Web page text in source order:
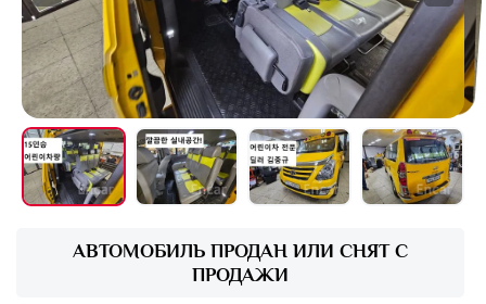
АВТОМОБИЛЬ ПРОДАН ИЛИ СНЯТ С
ПРОДАЖИ